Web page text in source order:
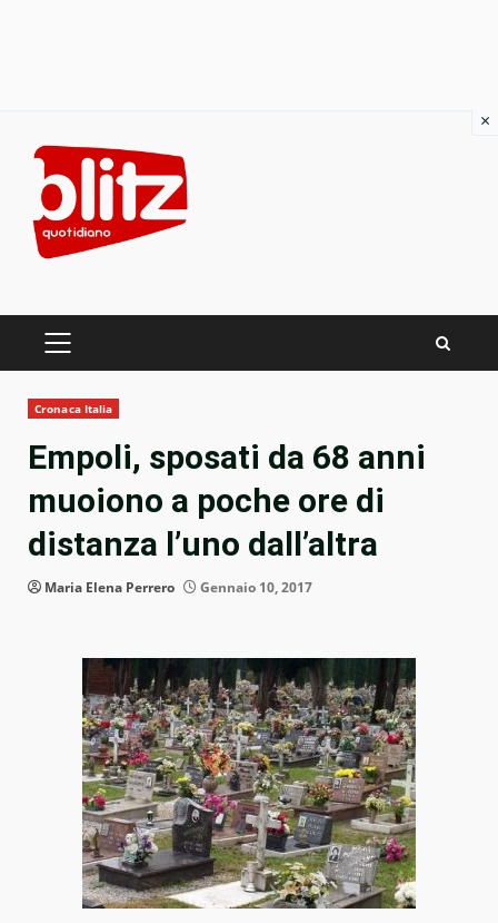
content
PRIMARY
Cronaca Italia
Empoli, sposati da 68 anni
muoiono a poche ore di
distanza l’uno dall’altra
Maria Elena Perrero Gennaio 10, 2017
×